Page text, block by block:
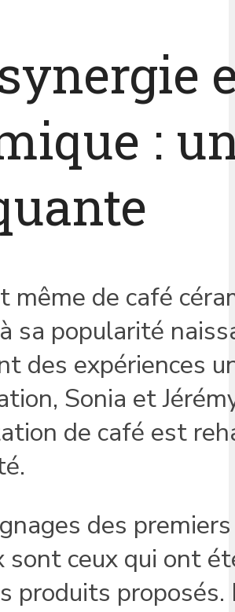
:
même de café
sa popularité
des expériences
Sonia et
de café est
des
sont ceux qui ont
produits